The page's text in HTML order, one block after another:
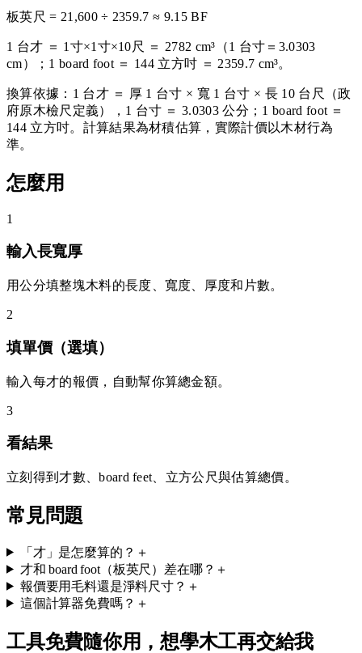
板英尺 = 21,600÷ 2359.7 ≈ 9.15BF
1 台才 ＝ 1寸×1寸×10尺 ＝ 2782 cm³（1 台寸＝3.0303
cm）；1 board foot ＝ 144 立方吋 ＝ 2359.7 cm³。
換算依據：1 台才 ＝ 厚 1 台寸 × 寬 1 台寸 × 長 10 台尺（政
府原木檢尺定義），1 台寸 ＝ 3.0303 公分；1 board foot ＝
144 立方吋。計算結果為材積估算，實際計價以木材行為
準。
怎麼用
1
輸入長寬厚
用公分填整塊木料的長度、寬度、厚度和片數。
2
填單價（選填）
輸入每才的報價，自動幫你算總金額。
3
看結果
立刻得到才數、board feet、立方公尺與估算總價。
常見問題
「才」是怎麼算的？ ＋
才和 board foot（板英尺）差在哪？ ＋
報價要用毛料還是淨料尺寸？ ＋
這個計算器免費嗎？ ＋
工具免費隨你用，想學木工再交給我